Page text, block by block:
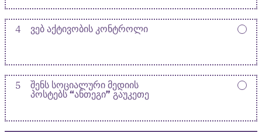
4 ᲕᲔᲑ ᲐᲥᲢᲘᲕᲝᲑᲘᲡ ᲙᲝᲜᲢᲠᲝᲚᲘ
5
ᲨᲔᲜᲡ ᲡᲝᲪᲘᲐᲚᲣᲠᲘ ᲛᲔᲓᲘᲘᲡ
ᲞᲝᲡᲢᲔᲑᲡ “ᲐᲜᲗᲔᲒᲘ” ᲒᲐᲣᲙᲔᲗᲔ